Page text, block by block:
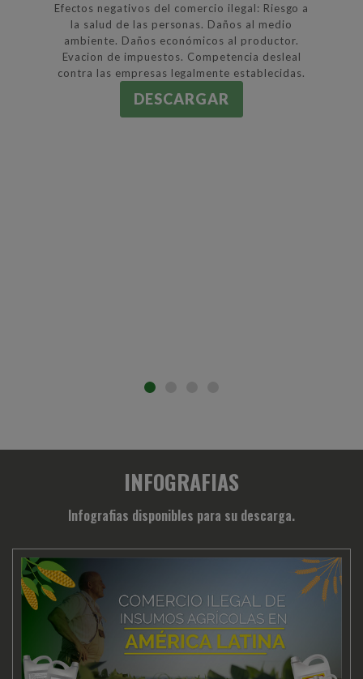
Efectos negativos del comercio ilegal: Riesgo a
la salud de las personas. Daños al medio
ambiente. Daños económicos al productor.
Evacion de impuestos. Competencia desleal
contra las empresas legalmente establecidas.
DESCARGAR
INFOGRAFIAS
Infografias disponibles para su descarga.